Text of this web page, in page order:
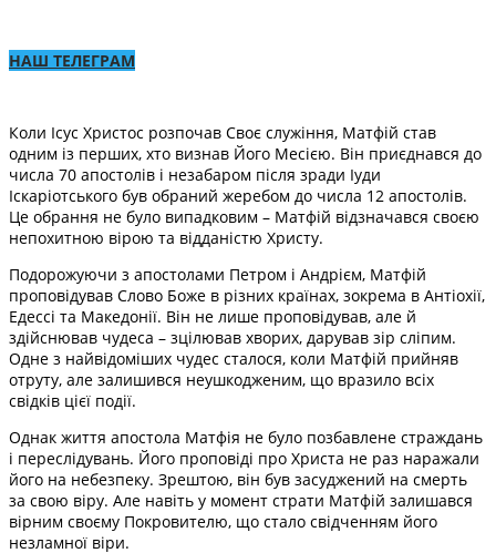
НАШ ТЕЛЕГРАМ
Коли Ісус Христос розпочав Своє служіння, Матфій став
одним із перших, хто визнав Його Месією. Він приєднався до
числа 70 апостолів і незабаром після зради Іуди
Іскаріотського був обраний жеребом до числа 12 апостолів.
Це обрання не було випадковим – Матфій відзначався своєю
непохитною вірою та відданістю Христу.
Подорожуючи з апостолами Петром і Андрієм, Матфій
проповідував Слово Боже в різних країнах, зокрема в Антіохії,
Едессі та Македонії. Він не лише проповідував, але й
здійснював чудеса – зцілював хворих, дарував зір сліпим.
Одне з найвідоміших чудес сталося, коли Матфій прийняв
отруту, але залишився неушкодженим, що вразило всіх
свідків цієї події.
Однак життя апостола Матфія не було позбавлене страждань
і переслідувань. Його проповіді про Христа не раз наражали
його на небезпеку. Зрештою, він був засуджений на смерть
за свою віру. Але навіть у момент страти Матфій залишався
вірним своєму Покровителю, що стало свідченням його
незламної віри.